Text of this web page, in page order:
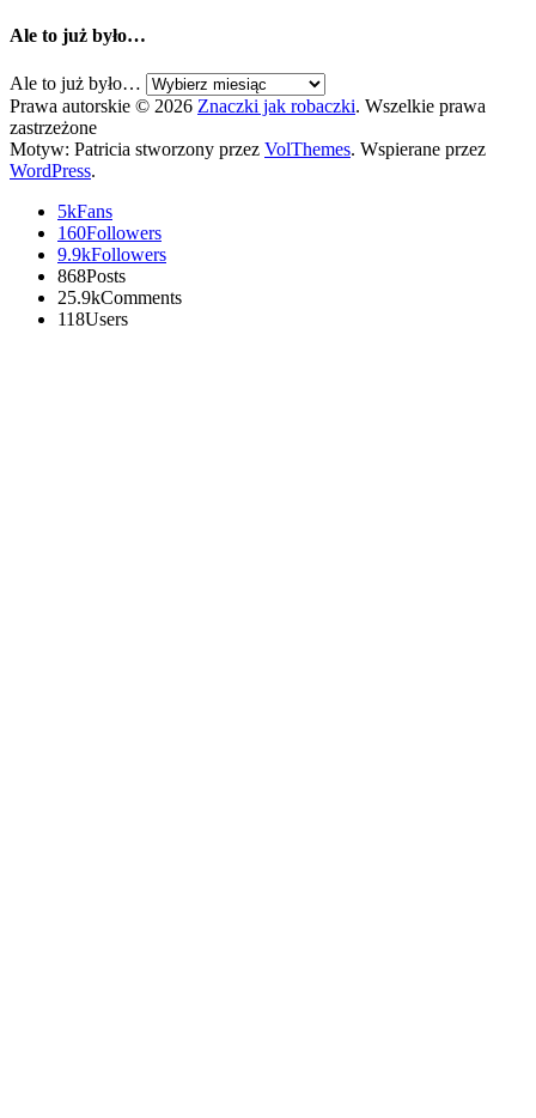
Ale to już było…
Ale to już było…
Prawa autorskie © 2026 Znaczki jak robaczki. Wszelkie prawa
zastrzeżone
Motyw: Patricia stworzony przez VolThemes. Wspierane przez
WordPress.
5kFans
160Followers
9.9kFollowers
868Posts
25.9kComments
118Users